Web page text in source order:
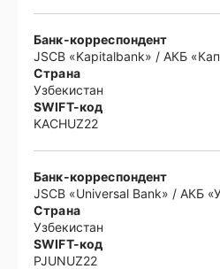
Банк-корреспондент
JSCB «Kapitalbank» / АКБ
Страна
Узбекистан
SWIFT-код
KACHUZ22
Банк-корреспондент
JSCB «Universal Bank» / АКБ
Страна
Узбекистан
SWIFT-код
PJUNUZ22